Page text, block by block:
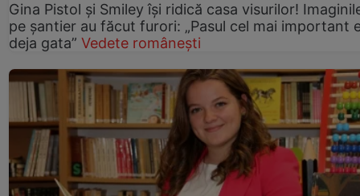
Gina Pistol și Smiley își ridică casa visurilor!
pe șantier au făcut furori: „Pasul cel mai important
deja gata” Vedete românești